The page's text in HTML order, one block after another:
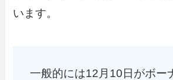
います。
一般的には12月10日がボー